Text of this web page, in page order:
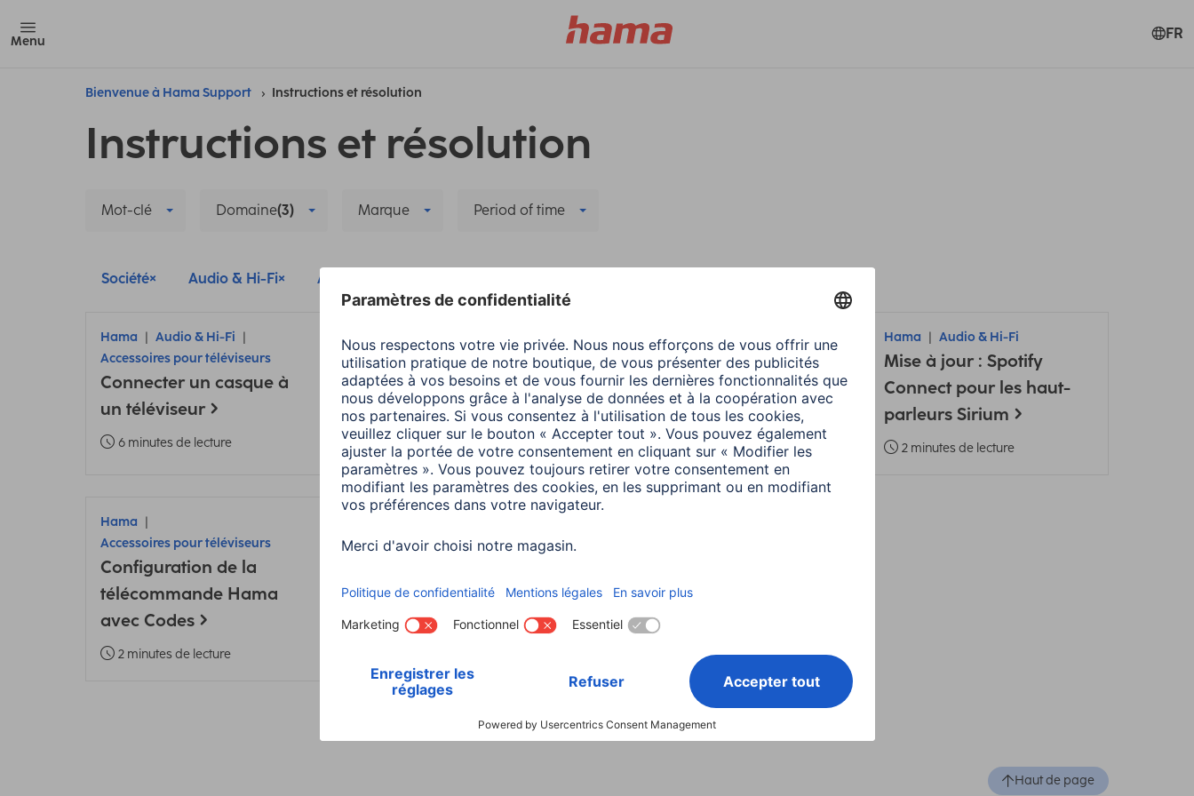
Menu FR
Bienvenue à Hama Support Instructions et résolution
Instructions et résolution
Mot-clé Domaine(3) Marque Period of time
Société Audio & Hi-Fi Accessoires pour téléviseurs
Hama
Audio & Hi-Fi
Accessoires pour téléviseurs
Connecter un casque à
un téléviseur
6 minutes de lecture
Accessoires pour téléviseurs
Configuration de la
télécommande Thomson
2 minutes de lecture
Hama
Code source
3 minutes de lecture
Hama Audio & Hi-Fi
Mise à jour : Spotify
Connect pour les haut-
parleurs Sirium
2 minutes de lecture
Hama
Accessoires pour téléviseurs
Configuration de la
télécommande Hama
avec Codes
2 minutes de lecture
Haut de page